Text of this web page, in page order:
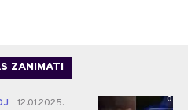
ZANIMATI
12.01.2025.
0